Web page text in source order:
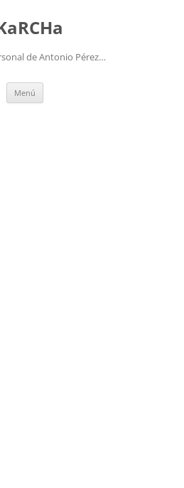
de Antonio Pérez…
Menú